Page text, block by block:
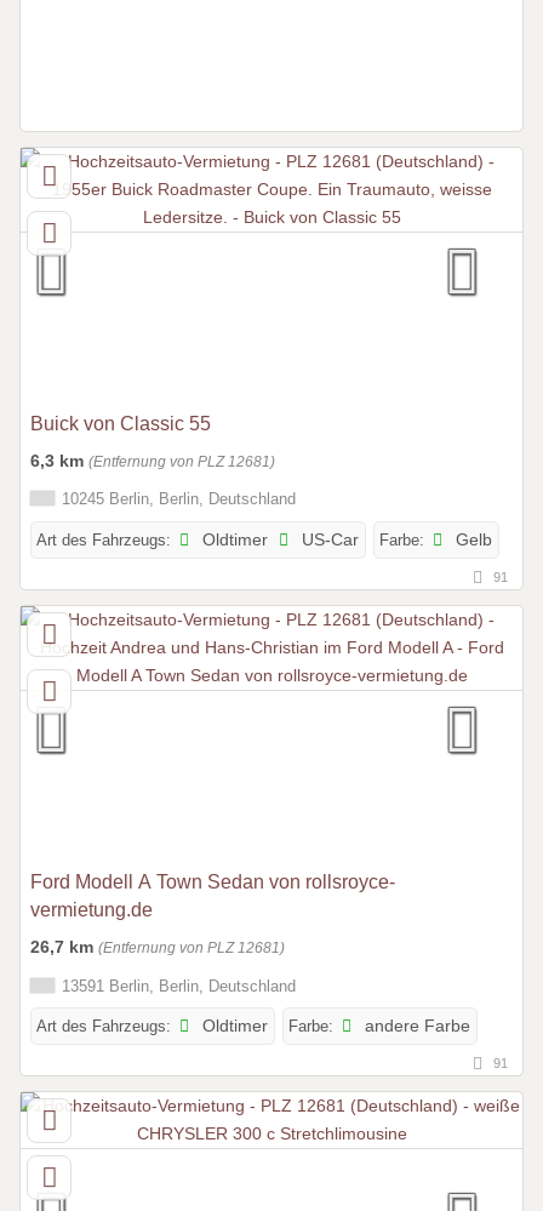
Buick von Classic 55
6,3 km (Entfernung von PLZ 12681)
10245 Berlin, Berlin, Deutschland
Art des Fahrzeugs: Oldtimer US-Car Farbe: Gelb
91
Ford Modell A Town Sedan von rollsroyce-
vermietung.de
26,7 km (Entfernung von PLZ 12681)
13591 Berlin, Berlin, Deutschland
Art des Fahrzeugs: Oldtimer Farbe: andere Farbe
91